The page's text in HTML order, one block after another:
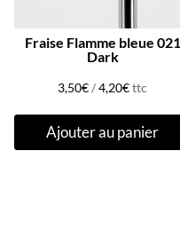
Fraise Flamme bleue 021
Dark
3,50€/4,20€ttc
Ajouter au panier